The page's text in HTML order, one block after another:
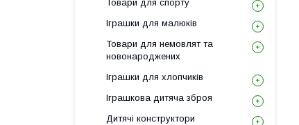
Товари для спорту
Іграшки для малюків
Товари для немовлят та
новонароджених
Іграшки для хлопчиків
Іграшкова дитяча зброя
Дитячі конструктори